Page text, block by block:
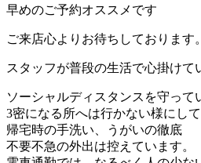
早めのご予約オススメです
ご来店心よりお待ちしております。
スタッフが普段の生活で心掛けて
ソーシャルディスタンスを守って
3密になる所へは行かない様にして
帰宅時の手洗い、うがいの徹底
不要不急の外出は控えています。